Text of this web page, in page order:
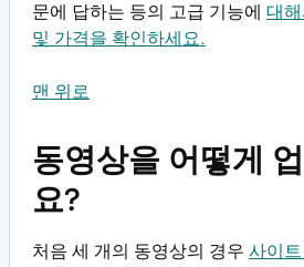
문에 답하는 등의 고급 기능에 대
및 가격을 확인하세요.
맨 위로
동영상을 어떻게
요?
처음 세 개의 동영상의 경우 사이트